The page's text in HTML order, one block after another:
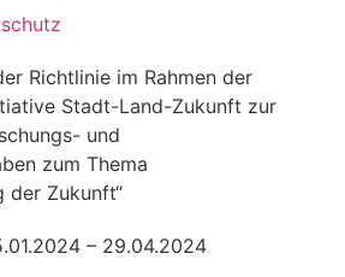
Richtlinie im Rahmen der
Stadt-Land-Zukunft zur
und
zum Thema
der Zukunft“
– 29.04.2024